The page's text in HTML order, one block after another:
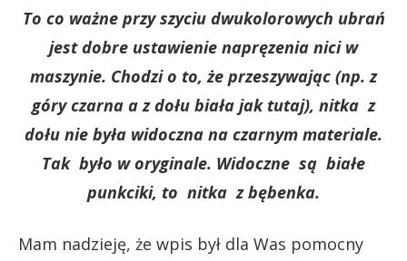
To co ważne przy szyciu dwukolorowych ubrań
jest dobre ustawienie napręzenia nici w
maszynie. Chodzi o to, że przeszywając (np. z
góry czarna a z dołu biała jak tutaj), nitka z
dołu nie była widoczna na czarnym materiale.
Tak było w oryginale. Widoczne są białe
punkciki, to nitka z bębenka.
Mam nadzieję, że wpis był dla Was pomocny